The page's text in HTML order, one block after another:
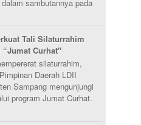
sambutannya pada
Tali Silaturrahim
“Jumat Curhat"
silaturrahim,
Daerah LDII
Sampang mengunjungi
program Jumat Curhat.